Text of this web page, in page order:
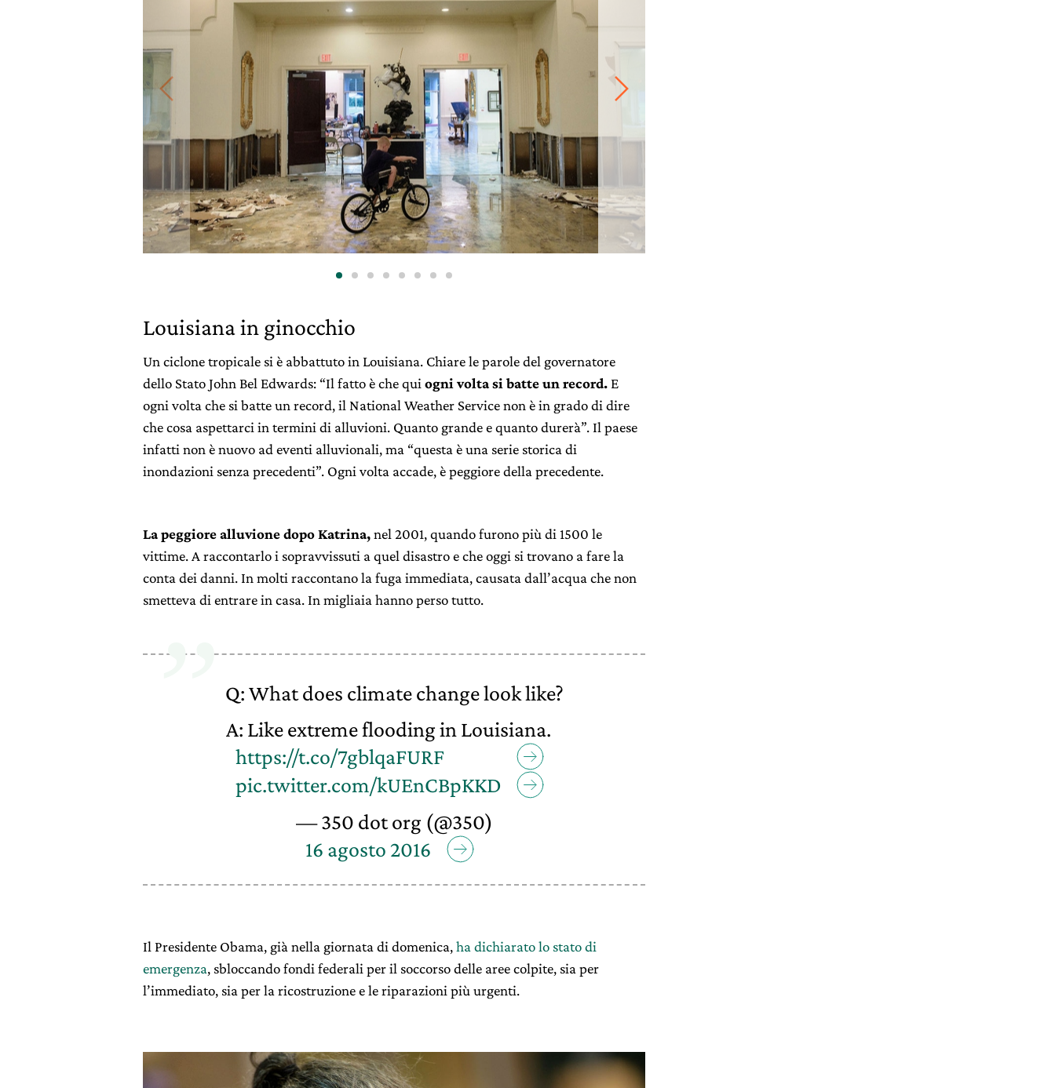
Louisiana in ginocchio
Un ciclone tropicale si è abbattuto in Louisiana. Chiare le parole del governatore
dello Stato John Bel Edwards: “Il fatto è che quiogni volta si batte un record. E
ogni volta che si batte un record, il National Weather Service non è in grado di dire
che cosa aspettarci in termini di alluvioni. Quanto grande e quanto durerà”. Il paese
infatti non è nuovo ad eventi alluvionali, ma “questa è una serie storica di
inondazioni senza precedenti”. Ogni volta accade, è peggiore della precedente.
La peggiore alluvione dopo Katrina,nel 2001, quando furono più di 1500 le
vittime. A raccontarlo i sopravvissuti a quel disastro e che oggi si trovano a fare la
conta dei danni. In molti raccontano la fuga immediata, causata dall’acqua che non
smetteva di entrare in casa. In migliaia hanno perso tutto.
Q: What does climate change look like?
A: Like extreme flooding in Louisiana.
https://t.co/7gblqaFURF
pic.twitter.com/kUEnCBpKKD
— 350 dot org (@350)
16 agosto 2016
Il Presidente Obama, già nella giornata di domenica,ha dichiarato lo stato di
emergenza, sbloccando fondi federali per il soccorso delle aree colpite, sia per
l’immediato, sia per la ricostruzione e le riparazioni più urgenti.